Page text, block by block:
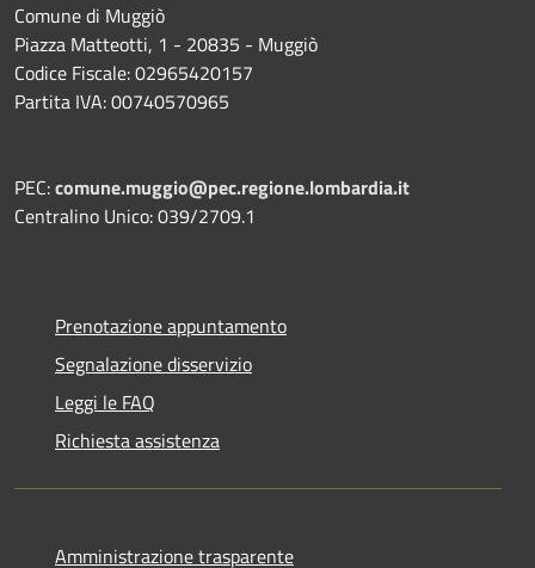
Comune di Muggiò
Piazza Matteotti, 1 - 20835 - Muggiò
Codice Fiscale: 02965420157
Partita IVA: 00740570965
PEC:comune.muggio@pec.regione.lombardia.it
Centralino Unico: 039/2709.1
Prenotazione appuntamento
Segnalazione disservizio
Leggi le FAQ
Richiesta assistenza
Amministrazione trasparente